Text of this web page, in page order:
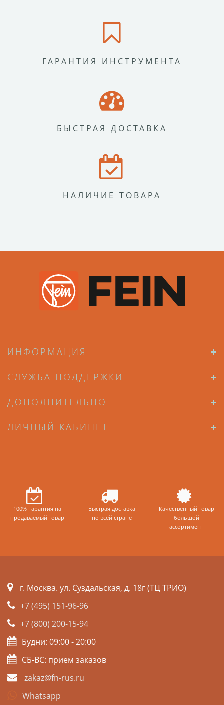
ГАРАНТИЯ ИНСТРУМЕНТА
БЫСТРАЯ ДОСТАВКА
НАЛИЧИЕ ТОВАРА
ИНФОРМАЦИЯ
СЛУЖБА ПОДДЕРЖКИ
ДОПОЛНИТЕЛЬНО
ЛИЧНЫЙ КАБИНЕТ
100% Гарантия на
продаваемый товар
Быстрая доставка
по всей стране
Качественный товар
большой
ассортимент
г. Москва. ул. Суздальская, д. 18г (ТЦ ТРИО)
+7 (495) 151-96-96
+7 (800) 200-15-94
Будни: 09:00 - 20:00
СБ-ВС: прием заказов
zakaz@fn-rus.ru
Whatsapp